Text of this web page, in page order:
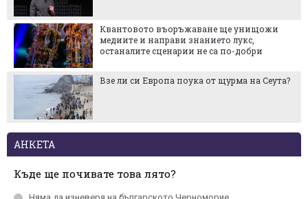
Квантовото въоръжаване ще унищожи
медиите и направи знанието лукс,
останалите сценарии не са по-добри
Взе ли си Европа поука от щурма на Сеута?
АНКЕТА
Къде ще почивате това лято?